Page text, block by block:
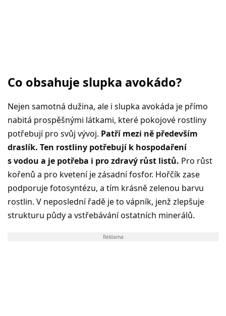
Co obsahuje slupka avokádo?
Nejen samotná dužina, ale i slupka avokáda je přímo
nabitá prospěšnými látkami, které pokojové rostliny
potřebují pro svůj vývoj. Patří mezi ně především
draslík. Ten rostliny potřebují k hospodaření
s vodou a je potřeba i pro zdravý růst listů. Pro růst
kořenů a pro kvetení je zásadní fosfor. Hořčík zase
podporuje fotosyntézu, a tím krásně zelenou barvu
rostlin. V neposlední řadě je to vápník, jenž zlepšuje
strukturu půdy a vstřebávání ostatních minerálů.
Reklama